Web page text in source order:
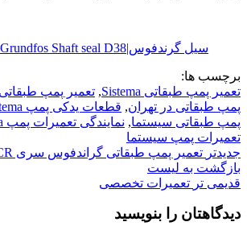
سیل گرندفوس|Grundfos Shaft seal D38
برچسب ها:
تعمیر پمپ طبقاتی Sistema
, تعمیر پمپ
پمپ طبقاتی در تهران, قطعات یدکی پمپ Sistema
پمپ طبقاتی سیستما, نمایندگی تعمیرات پمپ Sistema
تعمیرات پمپ سیستما
جدیدتر تعمیر پمپ طبقاتی گراندفوس سری CR
بازگشت به لیست
قدیمی تر تعمیرات تخصصی
دیدگاهتان را بنویسید